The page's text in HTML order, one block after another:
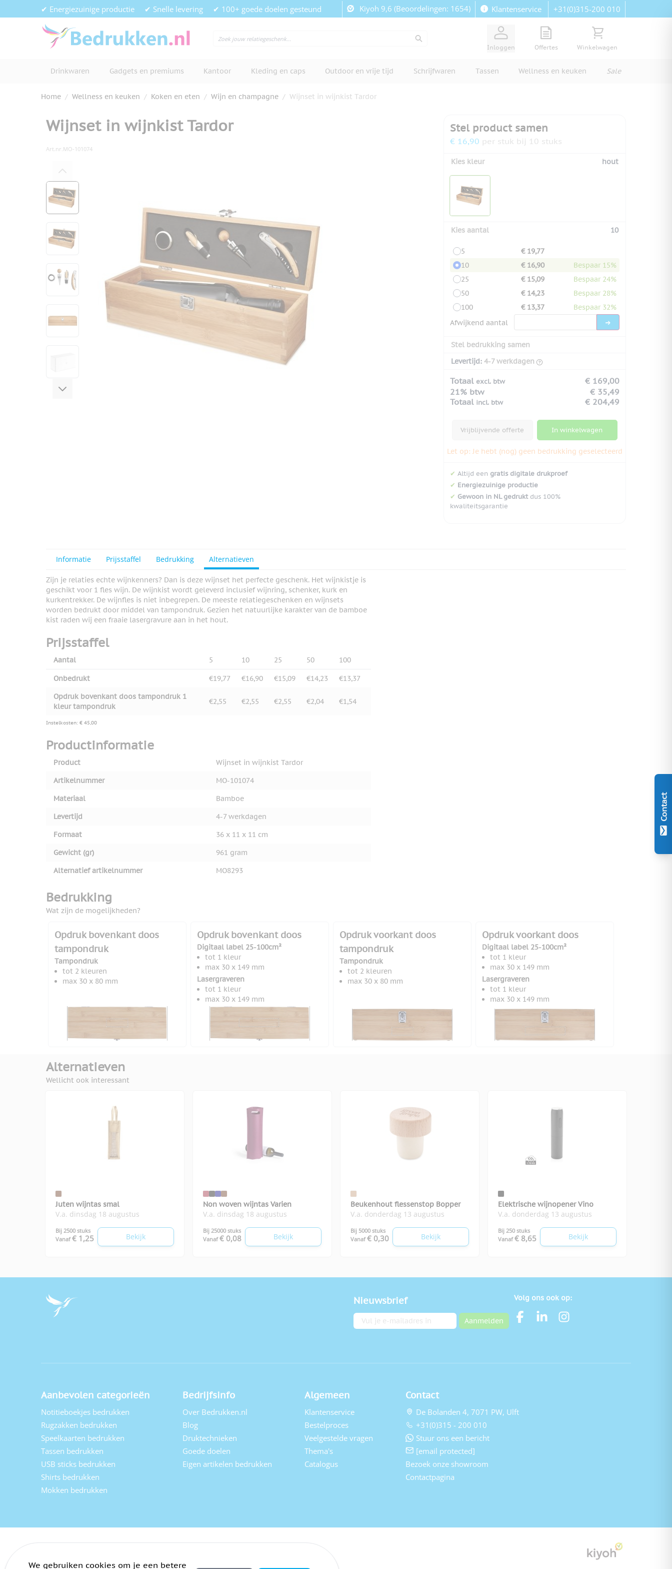
Contact
Ga naar de inhoud✔ Energiezuinige productie ✔ Snelle levering ✔ 100+ goede doelen gesteund Kiyoh 9,6 (Beoordelingen: 1654) Klantenservice +31(0)315-200 010
Inloggen
View quote, Quote is empty
Offertes
Bekijk winkelwagen,
Winkelwagen
Drinkwaren Gadgets en premiums Kantoor Kleding en caps Outdoor en vrije tijd Schrijfwaren Tassen Wellness en keuken Sale
Home / Wellness en keuken / Koken en eten / Wijn en champagne / Wijnset in wijnkist Tardor
Wijnset in wijnkist Tardor
Art.nr.MO-101074
View larger image
View larger image
View larger image
View larger image
View larger image
Stel product samen
€ 16,90 per stuk bij 10 stuks
Kies kleur hout
Kies aantal 10
5
€ 19,77
10
€ 16,90
Bespaar 15%
25
€ 15,09
Bespaar 24%
50
€ 14,23
Bespaar 28%
100
€ 13,37
Bespaar 32%
Afwijkend aantal
Stel bedrukking samen
Levertijd: 4-7 werkdagen
Totaal excl. btw
€ 169,00
21% btw
€ 35,49
Totaal incl. btw € 204,49
Vrijblijvende offerte In winkelwagen
Let op: Je hebt (nog) geen bedrukking geselecteerd
✔ Altijd een gratis digitale drukproef
✔ Energiezuinige productie
✔ Gewoon in NL gedruktdus 100%
kwaliteitsgarantie
Informatie Prijsstaffel Bedrukking Alternatieven
Zijn je relaties echte wijnkenners? Dan is deze wijnset het perfecte geschenk. Het wijnkistje is
geschikt voor 1 fles wijn. De wijnkist wordt geleverd inclusief wijnring, schenker, kurk en
kurkentrekker. De wijnfles is niet inbegrepen. De meeste relatiegeschenken en wijnsets
worden bedrukt door middel van tampondruk. Gezien het natuurlijke karakter van de bamboe
kist raden wij een fraaie lasergravure aan in het hout.
Prijsstaffel
Aantal 5 10 25 50 100
Onbedrukt €19,77 €16,90 €15,09 €14,23
€13,37
Opdruk bovenkant doos tampondruk 1
kleur tampondruk
€2,55 €2,55 €2,55 €2,04 €1,54
Instelkosten: € 45,00
Productinformatie
Product
Wijnset in wijnkist Tardor
Artikelnummer
MO-101074
Materiaal
Bamboe
Levertijd
4-7 werkdagen
Formaat
36 x 11 x 11 cm
Gewicht (gr)
961 gram
Alternatief artikelnummer
MO8293
Bedrukking
Wat zijn de mogelijkheden?
Opdruk bovenkant doos
tampondruk
Tampondruk
tot 2 kleuren
max 30 x 80 mm
Opdruk bovenkant doos
Digitaal label 25-100cm²
tot 1 kleur
max 30 x 149 mm
Lasergraveren
tot 1 kleur
max 30 x 149 mm
Opdruk voorkant doos
tampondruk
Tampondruk
tot 2 kleuren
max 30 x 80 mm
Opdruk voorkant doos
Digitaal label 25-100cm²
tot 1 kleur
max 30 x 149 mm
Lasergraveren
tot 1 kleur
max 30 x 149 mm
Alternatieven
Wellicht ook interessant
Juten wijntas smal
V.a. dinsdag 18 augustus
Bij 2500 stuks
Vanaf € 1,25 Bekijk
Non woven wijntas Varien
V.a. dinsdag 18 augustus
Bij 25000 stuks
Vanaf € 0,08 Bekijk
Beukenhout flessenstop Bopper
V.a. donderdag 13 augustus
Bij 5000 stuks
Vanaf € 0,30 Bekijk
Elektrische wijnopener Vino
V.a. donderdag 13 augustus
Bij 250 stuks
Vanaf € 8,65 Bekijk
Nieuwsbrief
E-mailadres Aanmelden
Volg ons ook op:
Aanbevolen categorieën
Notitieboekjes bedrukken
Rugzakken bedrukken
Speelkaarten bedrukken
Tassen bedrukken
USB sticks bedrukken
Shirts bedrukken
Mokken bedrukken
Bedrijfsinfo
Over Bedrukken.nl
Blog
Druktechnieken
Goede doelen
Eigen artikelen bedrukken
Algemeen
Klantenservice
Bestelproces
Veelgestelde vragen
Thema's
Catalogus
Contact
De Bolanden 4, 7071 PW, Ulft
+31(0)315 - 200 010
Stuur ons een bericht
[email protected]
Bezoek onze showroom
Contactpagina
We gebruiken cookies om je een betere